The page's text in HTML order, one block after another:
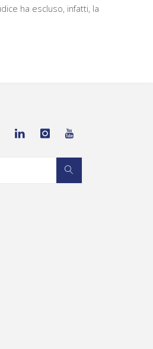
ha escluso, infatti, la